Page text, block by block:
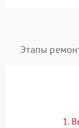
Этапы
1.